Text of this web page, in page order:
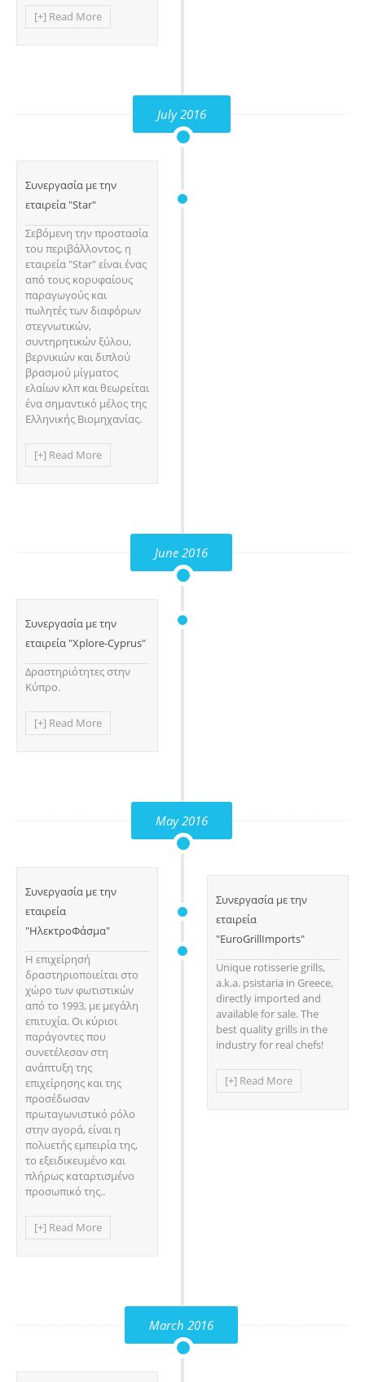
[+] Read More
July 2016
Συνεργασία με την
εταιρεία "Star"
Σεβόμενη την προστασία
του περιβάλλοντος, η
εταιρεία "Star" είναι ένας
από τους κορυφαίους
παραγωγούς και
πωλητές των διαφόρων
στεγνωτικών,
συντηρητικών ξύλου,
βερνικιών και διπλού
βρασμού μίγματος
ελαίων κλπ και θεωρείται
ένα σημαντικό μέλος της
Ελληνικής Βιομηχανίας.
[+] Read More
June 2016
Συνεργασία με την
εταιρεία "Xplore-Cyprus"
Δραστηριότητες στην
Κύπρο.
[+] Read More
May 2016
Συνεργασία με την
εταιρεία
"ΗλεκτροΦάσμα"
H επιχείρησή
δραστηριοποιείται στο
χώρο των φωτιστικών
από το 1993, με μεγάλη
επιτυχία. Oι κύριοι
παράγοντες που
συνετέλεσαν στη
ανάπτυξη της
επιχείρησης και της
προσέδωσαν
πρωταγωνιστικό ρόλο
στην αγορά, είναι η
πολυετής εμπειρία της,
το εξειδικευμένο και
πλήρως καταρτισμένο
προσωπικό της..
[+] Read More
Συνεργασία με την
εταιρεία
"EuroGrillImports"
Unique rotisserie grills,
a.k.a. psistaria in Greece,
directly imported and
available for sale. The
best quality grills in the
industry for real chefs!
[+] Read More
March 2016